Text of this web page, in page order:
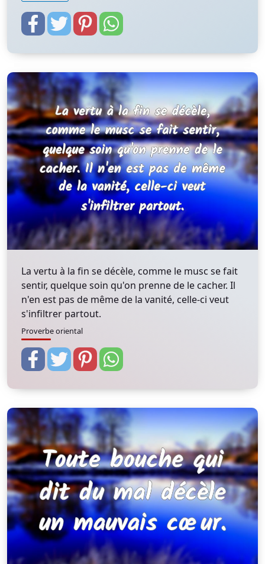
La vertu à la fin se décèle, comme le musc se fait
sentir, quelque soin qu'on prenne de le cacher. Il
n'en est pas de même de la vanité, celle-ci veut
s'infiltrer partout.
Proverbe oriental